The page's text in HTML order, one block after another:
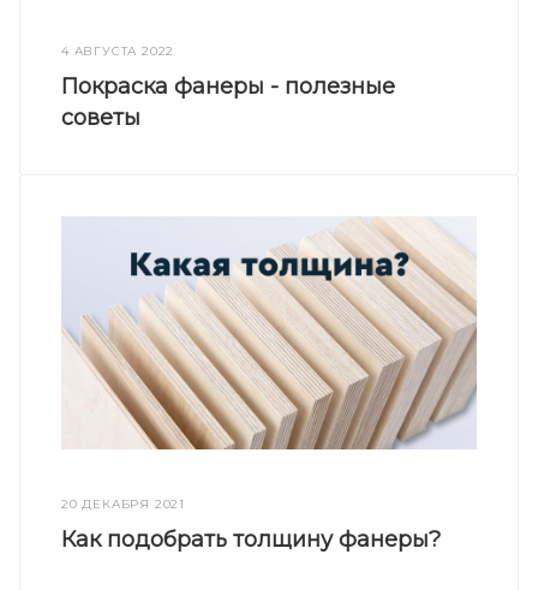
4 АВГУСТА 2022
Покраска фанеры - полезные
советы
20 ДЕКАБРЯ 2021
Как подобрать толщину фанеры?